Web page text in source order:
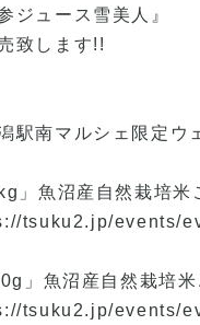
ジュース雪美人』
致します!!
潟駅南マルシェ限定ウ
kg」魚沼産自然栽培米
tsuku2.jp/events/
」魚沼産自然栽培米
tsuku2.jp/events/